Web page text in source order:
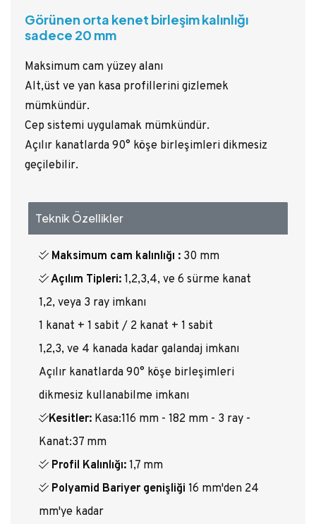
Görünen orta kenet birleşim kalınlığı
sadece 20 mm
Maksimum cam yüzey alanı
Alt,üst ve yan kasa profillerini gizlemek
mümkündür.
Cep sistemi uygulamak mümkündür.
Açılır kanatlarda 90° köşe birleşimleri dikmesiz
geçilebilir.
Teknik Özellikler
Maksimum cam kalınlığı : 30 mm
Açılım Tipleri: 1,2,3,4, ve 6 sürme kanat
1,2, veya 3 ray imkanı
1 kanat + 1 sabit / 2 kanat + 1 sabit
1,2,3, ve 4 kanada kadar galandaj imkanı
Açılır kanatlarda 90° köşe birleşimleri
dikmesiz kullanabilme imkanı
Kesitler: Kasa:116 mm - 182 mm - 3 ray -
Kanat:37 mm
Profil Kalınlığı: 1,7 mm
Polyamid Bariyer genişliği 16 mm'den 24
mm'ye kadar